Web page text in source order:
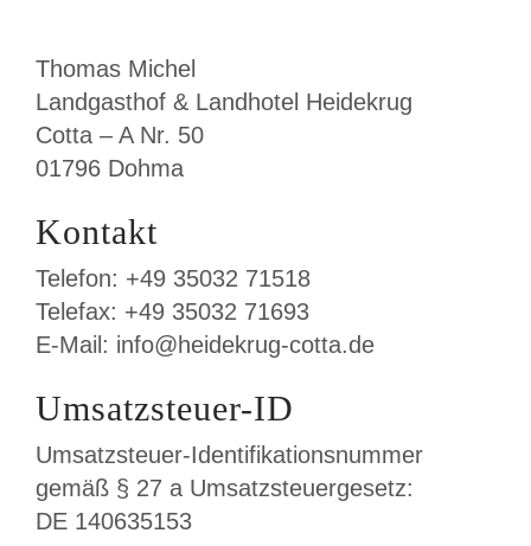
Thomas Michel
Landgasthof & Landhotel Heidekrug
Cotta – A Nr. 50
01796 Dohma
Kontakt
Telefon: +49 35032 71518
Telefax: +49 35032 71693
E-Mail: info@heidekrug-cotta.de
Umsatzsteuer-ID
Umsatzsteuer-Identifikationsnummer
gemäß § 27 a Umsatzsteuergesetz:
DE 140635153